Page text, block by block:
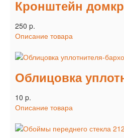
Кронштейн
250 p.
Описание товара
Облицовка
10 p.
Описание товара